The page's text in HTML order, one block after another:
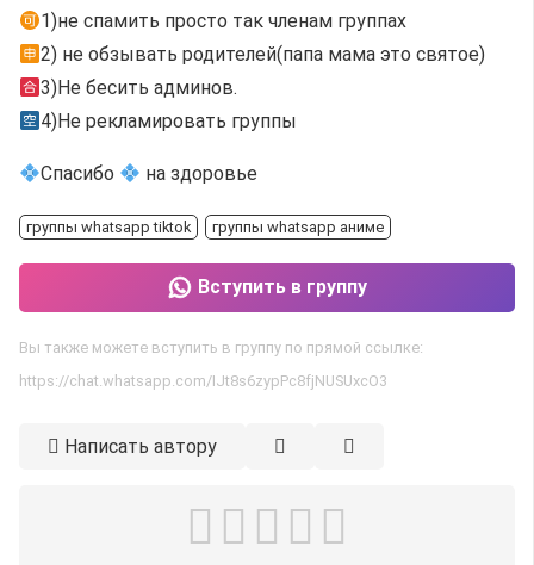
1)не спамить просто так членам группах
2) не обзывать родителей(папа мама это святое)
3)Не бесить админов.
4)Не рекламировать группы
Спасибо на здоровье
группы whatsapp tiktok группы whatsapp аниме
Вступить в группу
Вы также можете вступить в группу по прямой ссылке:
https://chat.whatsapp.com/IJt8s6zypPc8fjNUSUxcO3
Написать автору